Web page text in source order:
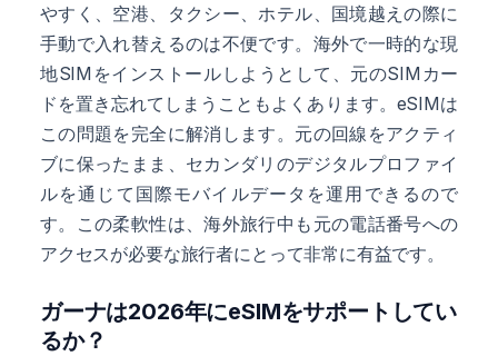
やすく、空港、タクシー、ホテル、国境越えの際に
手動で入れ替えるのは不便です。海外で一時的な現
地SIMをインストールしようとして、元のSIMカー
ドを置き忘れてしまうこともよくあります。eSIMは
この問題を完全に解消します。元の回線をアクティ
ブに保ったまま、セカンダリのデジタルプロファイ
ルを通じて国際モバイルデータを運用できるので
す。この柔軟性は、海外旅行中も元の電話番号への
アクセスが必要な旅行者にとって非常に有益です。
ガーナは2026年にeSIMをサポートしてい
るか？